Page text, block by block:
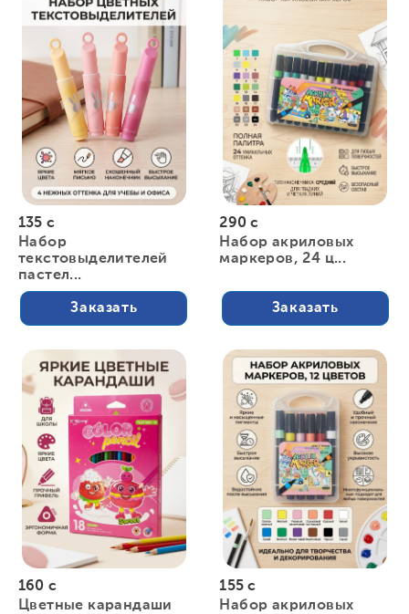
135 с
Набор
текстовыделителей
пастел...
Заказать
290 с
Набор акриловых
маркеров, 24 ц...
Заказать
160 с
Цветные карандаши
155 с
Набор акриловых